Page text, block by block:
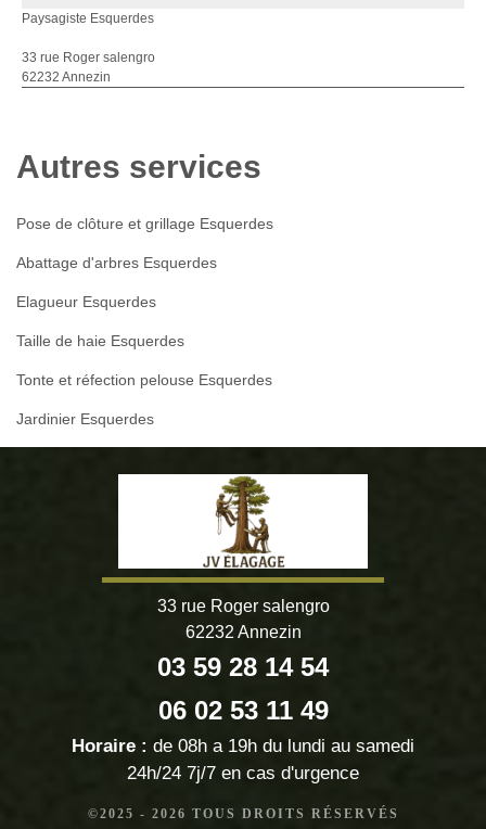
Paysagiste Esquerdes
33 rue Roger salengro
62232 Annezin
Autres services
Pose de clôture et grillage Esquerdes
Abattage d'arbres Esquerdes
Elagueur Esquerdes
Taille de haie Esquerdes
Tonte et réfection pelouse Esquerdes
Jardinier Esquerdes
33 rue Roger salengro
62232 Annezin
03 59 28 14 54
06 02 53 11 49
Horaire : de 08h a 19h du lundi au samedi
24h/24 7j/7 en cas d'urgence
©2025 - 2026 TOUS DROITS RÉSERVÉS